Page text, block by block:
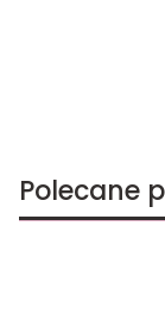
Polecane